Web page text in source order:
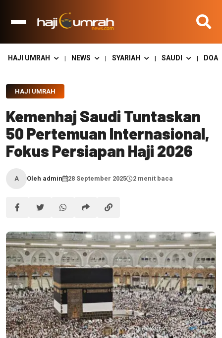
HAJI UMRAH | NEWS | SYARIAH | SAUDI | DOA
HAJI UMRAH
Kemenhaj Saudi Tuntaskan
50 Pertemuan Internasional,
Fokus Persiapan Haji 2026
A Oleh admin 28 September 2025 2 menit baca